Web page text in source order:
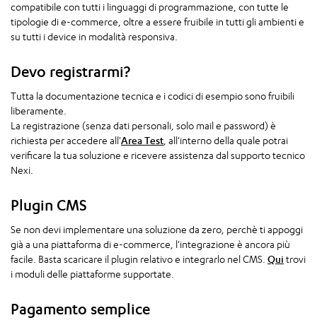
compatibile con tutti i linguaggi di programmazione, con tutte le
tipologie di e-commerce, oltre a essere fruibile in tutti gli ambienti e
su tutti i device in modalità responsiva.
Devo registrarmi?
Tutta la documentazione tecnica e i codici di esempio sono fruibili
liberamente.
La registrazione (senza dati personali, solo mail e password) è
richiesta per accedere all'Area Test , all'interno della quale potrai
verificare la tua soluzione e ricevere assistenza dal supporto tecnico
Nexi.
Plugin CMS
Se non devi implementare una soluzione da zero, perchè ti appoggi
già a una piattaforma di e-commerce, l'integrazione è ancora più
facile. Basta scaricare il plugin relativo e integrarlo nel CMS. Qui trovi
i moduli delle piattaforme supportate.
Pagamento semplice